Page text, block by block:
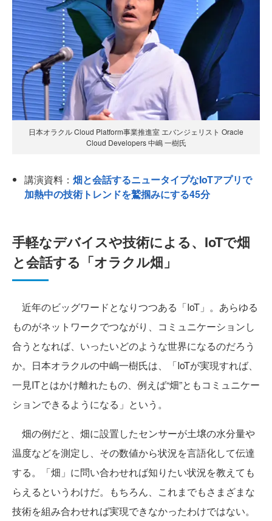
日本オラクル Cloud Platform事業推進室 エバンジェリスト Oracle
Cloud Developers 中嶋 一樹氏
講演資料： 畑と会話するニュータイプなIoTアプリで
加熱中の技術トレンドを鷲掴みにする45分
手軽なデバイスや技術による、IoTで畑
と会話する「オラクル畑」
近年のビッグワードとなりつつある「IoT」。あらゆる
ものがネットワークでつながり、コミュニケーションし
合うとなれば、いったいどのような世界になるのだろう
か。日本オラクルの中嶋一樹氏は、「IoTが実現すれば、
一見ITとはかけ離れたもの、例えば“畑”ともコミュニケー
ションできるようになる」という。
畑の例だと、畑に設置したセンサーが土壌の水分量や
温度などを測定し、その数値から状況を言語化して伝達
する。「畑」に問い合わせれば知りたい状況を教えても
らえるというわけだ。もちろん、これまでもさまざまな
技術を組み合わせれば実現できなかったわけではない。